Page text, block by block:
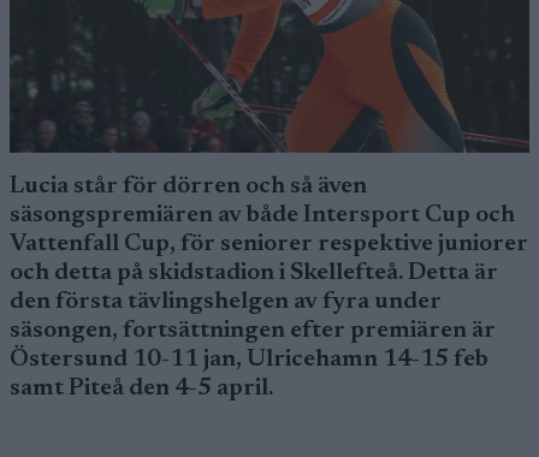
Lucia står för dörren och så även
säsongspremiären av både Intersport Cup och
Vattenfall Cup, för seniorer respektive juniorer
och detta på skidstadion i Skellefteå. Detta är
den första tävlingshelgen av fyra under
säsongen, fortsättningen efter premiären är
Östersund 10-11 jan, Ulricehamn 14-15 feb
samt Piteå den 4-5 april.